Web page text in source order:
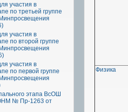
участия в
по третьей группе
участия в
по второй группе
участия в
по первой группе
этапа ВсОШ
№ Пр-1263 от
Физика